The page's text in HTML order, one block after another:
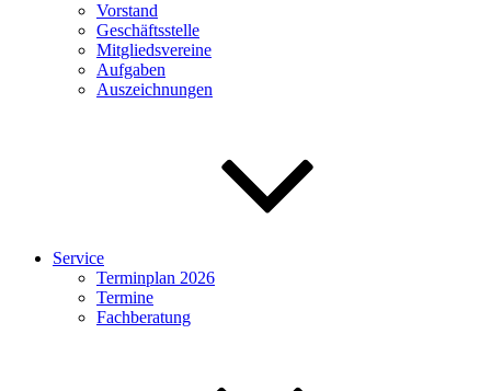
Vorstand
Geschäftsstelle
Mitgliedsvereine
Aufgaben
Auszeichnungen
Service
Terminplan 2026
Termine
Fachberatung